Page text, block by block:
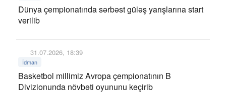
Dünya çempionatında sərbəst güləş yarışlarına start
verilib
31.07.2026, 18:39
İdman
Basketbol millimiz Avropa çempionatının B
Divizionunda növbəti oyununu keçirib